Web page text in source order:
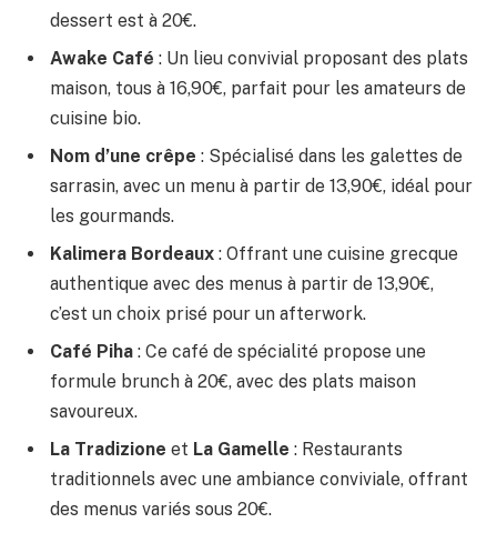
dessert est à 20€.
Awake Café : Un lieu convivial proposant des plats
maison, tous à 16,90€, parfait pour les amateurs de
cuisine bio.
Nom d’une crêpe : Spécialisé dans les galettes de
sarrasin, avec un menu à partir de 13,90€, idéal pour
les gourmands.
Kalimera Bordeaux : Offrant une cuisine grecque
authentique avec des menus à partir de 13,90€,
c’est un choix prisé pour un afterwork.
Café Piha : Ce café de spécialité propose une
formule brunch à 20€, avec des plats maison
savoureux.
La Tradizione et La Gamelle : Restaurants
traditionnels avec une ambiance conviviale, offrant
des menus variés sous 20€.